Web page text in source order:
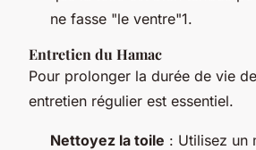
ne fasse "le ventre"1.
Entretien du Hamac
Pour prolonger la durée de vie
entretien régulier est essentiel.
Nettoyez la toile : Utilisez un